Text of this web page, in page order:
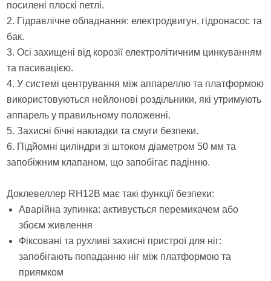
посилені плоскі петлі.
2. Гідравлічне обладнання: електродвигун, гідронасос та
бак.
3. Осі захищені від корозії електролітичним цинкуванням
та пасивацією.
4. У системі центрування між аппареллю та платформою
використовуються нейлонові роздільники, які утримують
аппарель у правильному положенні.
5. Захисні бічні накладки та смуги безпеки.
6. Підйомні циліндри зі штоком діаметром 50 мм та
запобіжним клапаном, що запобігає падінню.
Доклевеллер RH12B має такі функції безпеки:
Аварійна зупинка: активується перемикачем або
збоєм живлення
Фіксовані та рухливі захисні пристрої для ніг:
запобігають попаданню ніг між платформою та
приямком